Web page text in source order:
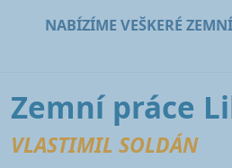
NABÍZÍME VEŠKERÉ
Zemní práce
VLASTIMIL SOLDÁN